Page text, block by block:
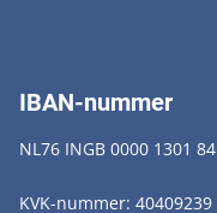
IBAN-nummer
NL76 INGB 0000 1301 84
KVK-nummer: 40409239